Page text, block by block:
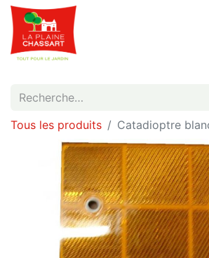
Tous les produits Catadioptre